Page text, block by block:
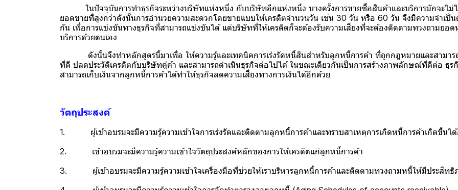
ในปัจจุบันการทำธุรกิจระหว่างบริษัทแห่งหนึ่ง กับบริษัทอีกแห่งหนึ่ง บางครั้งการขายซื้อสินค้าและบริการมักจะไม่ได้
ยอดขายที่สูงกว่าดังนั้นการอำนวยความสะดวกโดยขายแบบให้เครดิตจำนวนวัน เช่น 30 วัน หรือ 60 วัน จึงมีความจำเป็
กัน เพื่อการแข่งขันทางธุรกิจที่สามารถแข่งขันได้ แต่บริษัทที่ให้เครดิตก็จะต้องรับความเสี่ยงที่จะต้องติดตามทวงถามยอ
บริการด้วยตนเอง
ดังนั้นจึงทำหลักสูตรนี้มาเพื่อ ให้ความรู้และเทคนิคการเร่งรัดหนี้สินสำหรับลูกหนี้การค้า ที่ถูกกฎหมายและสามา
ที่ดี ปลดประวัติเครดิตกับบริษัทคู่ค้า และสามารถดำเนินธุรกิจต่อไปได้ ในขณะเดียวกันเป็นการสร้างภาพลักษณ์ที่ดีต่อ ธุ
สามารถเก็บเงินจากลูกหนี้การค้าได้ทำให้ธุรกิจลดความเสี่ยงทางการเงินได้อีกด้วย
วัตถุประสงค์
1. ผู้เข้าอบรมจะมีความรู้ความเข้าใจการเร่งรัดและติดตามลูกหนี้การค้าและทราบสาเหตุการเกิดหนี้การค้าเกิดขึ้นได้
2. เข้าอบรมจะมีความรู้ความเข้าใจวัตถุประสงค์หลักของการให้เครดิตแก่ลูกหนี้การค้า
3. ผู้เข้าอบรมจะมีความรู้ความเข้าใจเครื่องมือที่ช่วยให้เราบริหารลูกหนี้การค้าและติดตามทวงถามหนี้ให้มีประสิทธิ